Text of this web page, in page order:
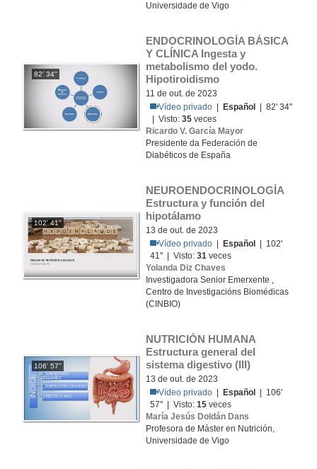
Universidade de Vigo
82' 34''
ENDOCRINOLOGÍA BÁSICA
Y CLÍNICA Ingesta y
metabolismo del yodo.
Hipotiroidismo
11 de out. de 2023
Vídeo privado
Español
| 82' 34''
| Visto:35 veces
Ricardo V. García Mayor
Presidente da Federación de
Diabéticos de España
102' 41''
NEUROENDOCRINOLOGÍA
Estructura y función del
hipotálamo
13 de out. de 2023
Vídeo privado
Español
| 102'
41'' | Visto:31 veces
Yolanda Diz Chaves
Investigadora Senior Emerxente ,
Centro de Investigacións Biomédicas
(CINBIO)
106' 57''
NUTRICIÓN HUMANA
Estructura general del
sistema digestivo (III)
13 de out. de 2023
Vídeo privado
Español
| 106'
57'' | Visto:15 veces
María Jesús Doldán Dans
Profesora de Máster en Nutrición,
Universidade de Vigo